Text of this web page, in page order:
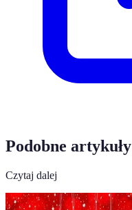
Podobne artykuły
Czytaj dalej